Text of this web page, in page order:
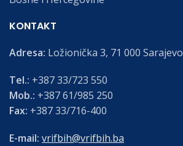
KONTAKT
Adresa: Ložionička 3, 71 000 Sarajevo
Tel.: +387 33/723 550
Mob.: +387 61/985 250
Fax: +387 33/716-400
E-mail: vrifbih@vrifbih.ba